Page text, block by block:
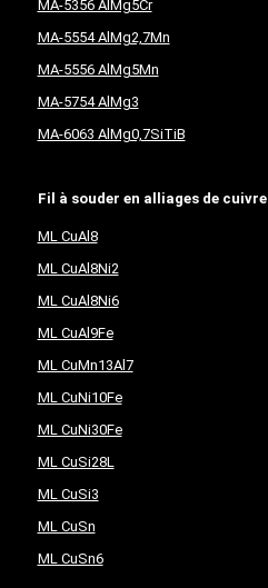
MA-5356 AlMg5Cr
MA-5554 AlMg2,7Mn
MA-5556 AlMg5Mn
MA-5754 AlMg3
MA-6063 AlMg0,7SiTiB
Fil à souder en alliages de cuivre
ML CuAl8
ML CuAl8Ni2
ML CuAl8Ni6
ML CuAl9Fe
ML CuMn13Al7
ML CuNi10Fe
ML CuNi30Fe
ML CuSi28L
ML CuSi3
ML CuSn
ML CuSn6